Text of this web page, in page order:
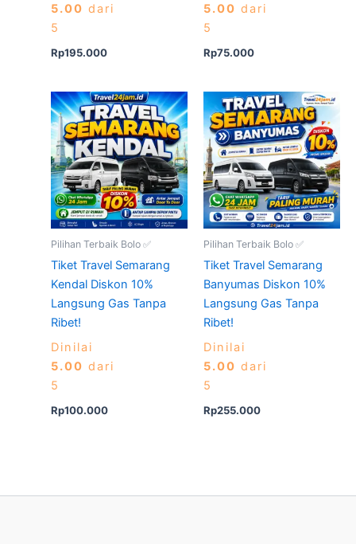
5.00 dari
5
Rp195.000
5.00 dari
5
Rp75.000
Pilihan Terbaik Bolo ✅
Tiket Travel Semarang
Kendal Diskon 10%
Langsung Gas Tanpa
Ribet!
Dinilai
5.00 dari
5
Rp100.000
Pilihan Terbaik Bolo ✅
Tiket Travel Semarang
Banyumas Diskon 10%
Langsung Gas Tanpa
Ribet!
Dinilai
5.00 dari
5
Rp255.000